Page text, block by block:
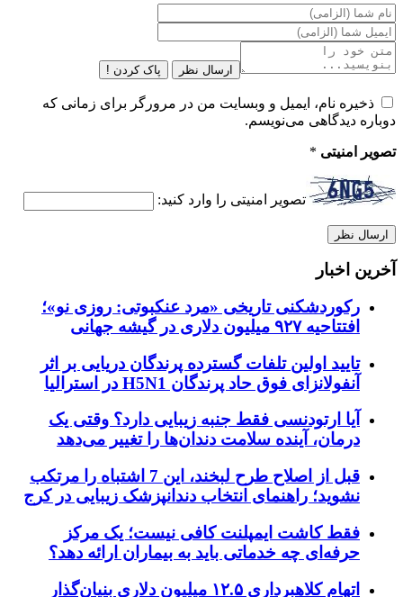
ارسال نظر پاک کردن !
ذخیره نام، ایمیل و وبسایت من در مرورگر برای زمانی که
دوباره دیدگاهی می‌نویسم.
تصویر امنیتی *
تصویر امنیتی را وارد کنید:
آخرین اخبار
رکوردشکنی تاریخی «مرد عنکبوتی: روزی نو»؛
افتتاحیه ۹۲۷ میلیون دلاری در گیشه جهانی
تایید اولین تلفات گسترده پرندگان دریایی بر اثر
آنفولانزای فوق حاد پرندگان H5N1 در استرالیا
آیا ارتودنسی فقط جنبه زیبایی دارد؟ وقتی یک
درمان، آینده سلامت دندان‌ها را تغییر می‌دهد
قبل از اصلاح طرح لبخند، این 7 اشتباه را مرتکب
نشوید؛ راهنمای انتخاب دندانپزشک زیبایی در کرج
فقط کاشت ایمپلنت کافی نیست؛ یک مرکز
حرفه‌ای چه خدماتی باید به بیماران ارائه دهد؟
اتهام کلاهبرداری ۱۲.۵ میلیون دلاری بنیان‌گذار